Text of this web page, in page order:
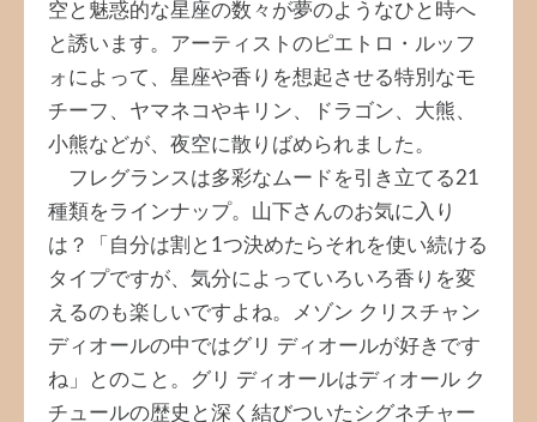
空と魅惑的な星座の数々が夢のようなひと時へ
と誘います。アーティストのピエトロ・ルッフ
ォによって、星座や香りを想起させる特別なモ
チーフ、ヤマネコやキリン、ドラゴン、大熊、
小熊などが、夜空に散りばめられました。
フレグランスは多彩なムードを引き立てる21
種類をラインナップ。山下さんのお気に入り
は？「自分は割と1つ決めたらそれを使い続ける
タイプですが、気分によっていろいろ香りを変
えるのも楽しいですよね。メゾン クリスチャン
ディオールの中ではグリ ディオールが好きです
ね」とのこと。グリ ディオールはディオール ク
チュールの歴史と深く結びついたシグネチャー